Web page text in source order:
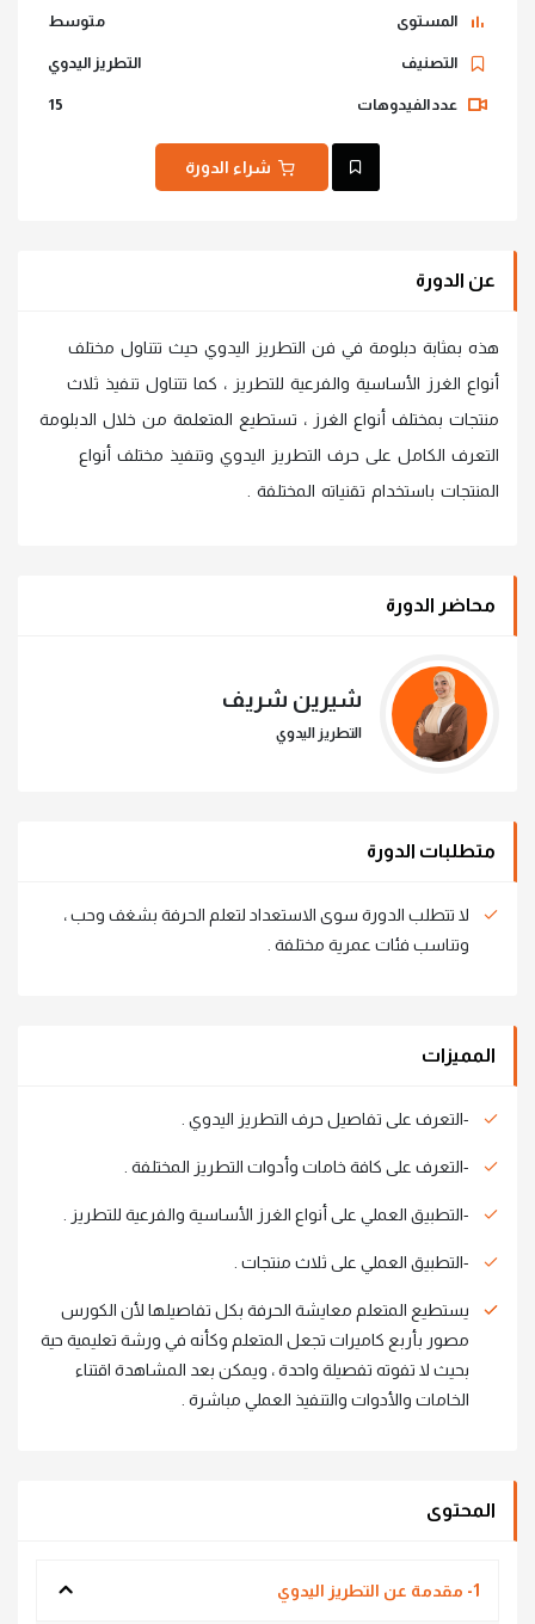
عن الدورة
هذه بمثابة دبلومة في فن التطريز اليدوي حيث تتناول مختلف
أنواع الغرز الأساسية والفرعية للتطريز ، كما تتناول تنفيذ ثلاث
منتجات بمختلف أنواع الغرز ، تستطيع المتعلمة من خلال الدبلومة
التعرف الكامل على حرف التطريز اليدوي وتنفيذ مختلف أنواع
المنتجات باستخدام تقنياته المختلفة .
محاضر الدورة
شيرين شريف
التطريز اليدوي
متطلبات الدورة
لا تتطلب الدورة سوى الاستعداد لتعلم الحرفة بشغف وحب ،
وتناسب فئات عمرية مختلفة .
المميزات
-التعرف على تفاصيل حرف التطريز اليدوي .
-التعرف على كافة خامات وأدوات التطريز المختلفة .
-التطبيق العملي على أنواع الغرز الأساسية والفرعية للتطريز .
-التطبيق العملي على ثلاث منتجات .
يستطيع المتعلم معايشة الحرفة بكل تفاصيلها لأن الكورس
مصور بأربع كاميرات تجعل المتعلم وكأنه في ورشة تعليمية حية
بحيث لا تفوته تفصيلة واحدة ، ويمكن بعد المشاهدة اقتناء
الخامات والأدوات والتنفيذ العملي مباشرة .
المحتوى
1- مقدمة عن التطريز اليدوي
المستوى متوسط
التصنيف التطريز اليدوي
عدد الفيدوهات 15